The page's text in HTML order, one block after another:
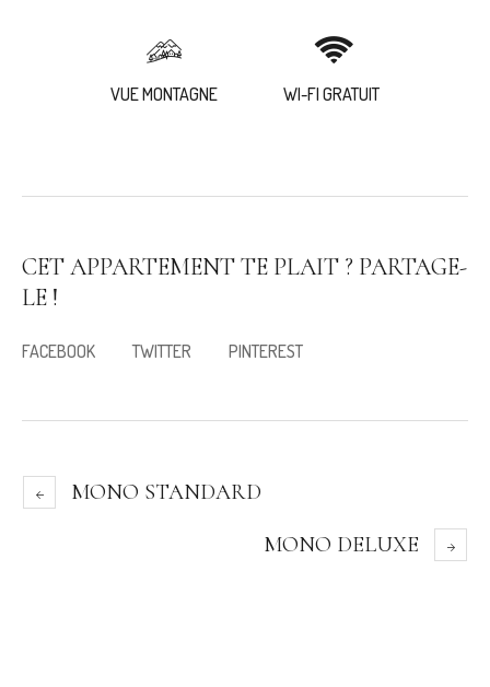
VUE MONTAGNE WI-FI GRATUIT
CET APPARTEMENT TE PLAIT ? PARTAGE-
LE !
FACEBOOK TWITTER PINTEREST
MONO STANDARD
MONO DELUXE